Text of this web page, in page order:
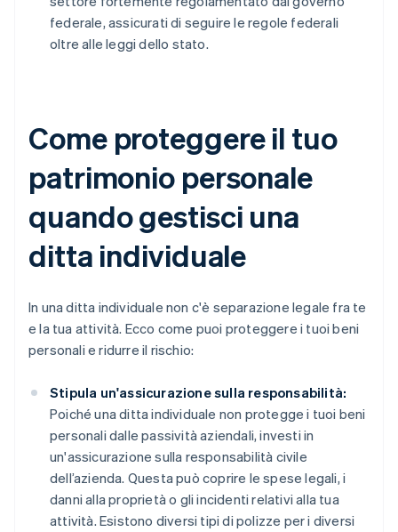
federale, assicurati di seguire le regole federali
oltre alle leggi dello stato.
Come proteggere il tuo
patrimonio personale
quando gestisci una
ditta individuale
In una ditta individuale non c'è separazione legale fra te
e la tua attività. Ecco come puoi proteggere i tuoi beni
personali e ridurre il rischio:
Stipula un'assicurazione sulla responsabilità:
Poiché una ditta individuale non protegge i tuoi beni
personali dalle passività aziendali, investi in
un'assicurazione sulla responsabilità civile
dell’azienda. Questa può coprire le spese legali, i
danni alla proprietà o gli incidenti relativi alla tua
attività. Esistono diversi tipi di polizze per i diversi